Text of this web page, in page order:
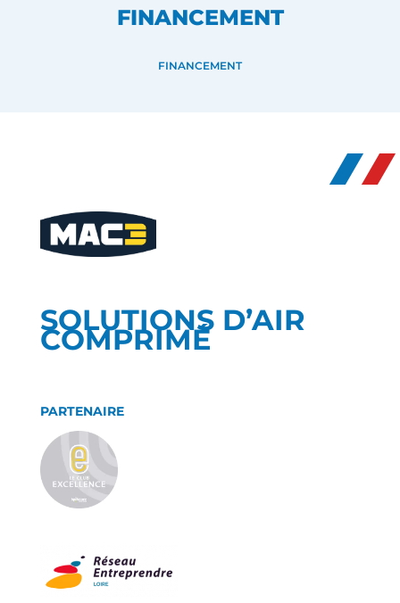
FINANCEMENT
FINANCEMENT
SOLUTIONS D’AIR
COMPRIMÉ
PARTENAIRE